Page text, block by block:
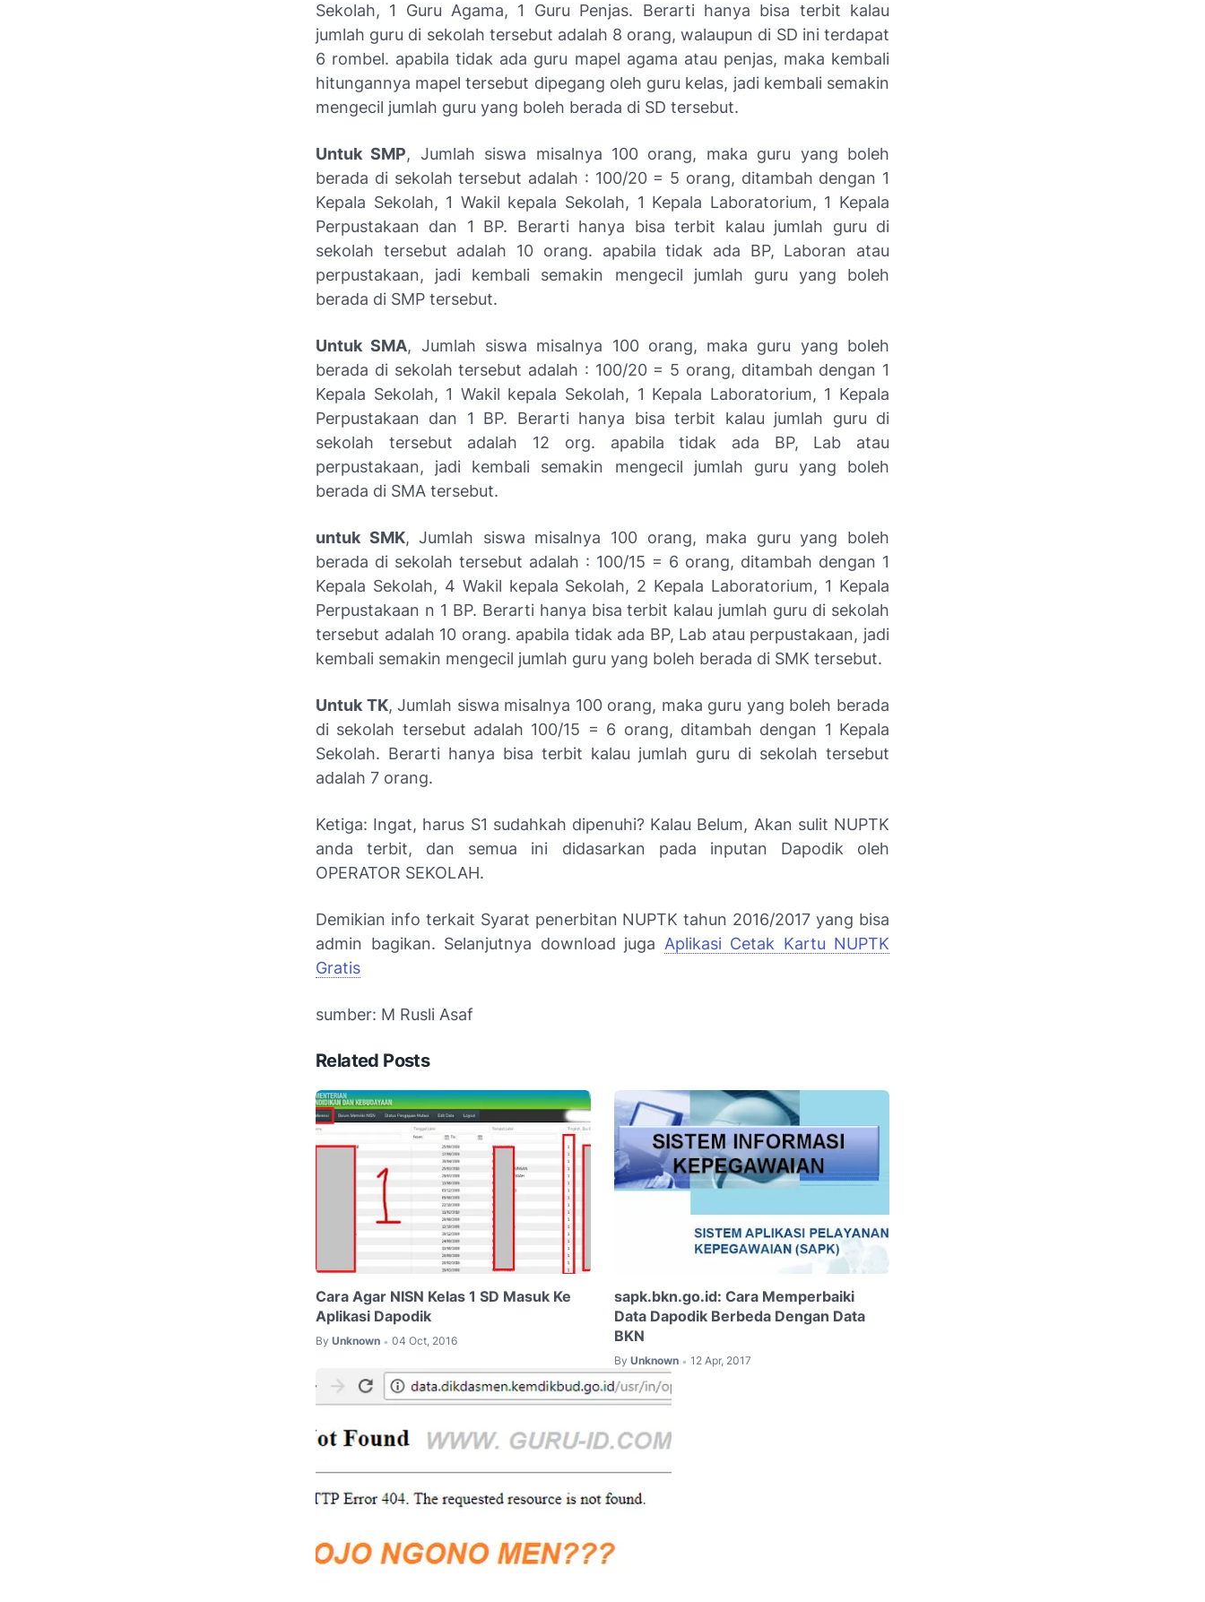
Sekolah, 1 Guru Agama, 1 Guru Penjas. Berarti hanya bisa terbit kalau
jumlah guru di sekolah tersebut adalah 8 orang, walaupun di SD ini terdapat
6 rombel. apabila tidak ada guru mapel agama atau penjas, maka kembali
hitungannya mapel tersebut dipegang oleh guru kelas, jadi kembali semakin
mengecil jumlah guru yang boleh berada di SD tersebut.
Untuk SMP, Jumlah siswa misalnya 100 orang, maka guru yang boleh
berada di sekolah tersebut adalah : 100/20 = 5 orang, ditambah dengan 1
Kepala Sekolah, 1 Wakil kepala Sekolah, 1 Kepala Laboratorium, 1 Kepala
Perpustakaan dan 1 BP. Berarti hanya bisa terbit kalau jumlah guru di
sekolah tersebut adalah 10 orang. apabila tidak ada BP, Laboran atau
perpustakaan, jadi kembali semakin mengecil jumlah guru yang boleh
berada di SMP tersebut.
Untuk SMA, Jumlah siswa misalnya 100 orang, maka guru yang boleh
berada di sekolah tersebut adalah : 100/20 = 5 orang, ditambah dengan 1
Kepala Sekolah, 1 Wakil kepala Sekolah, 1 Kepala Laboratorium, 1 Kepala
Perpustakaan dan 1 BP. Berarti hanya bisa terbit kalau jumlah guru di
sekolah tersebut adalah 12 org. apabila tidak ada BP, Lab atau
perpustakaan, jadi kembali semakin mengecil jumlah guru yang boleh
berada di SMA tersebut.
untuk SMK, Jumlah siswa misalnya 100 orang, maka guru yang boleh
berada di sekolah tersebut adalah : 100/15 = 6 orang, ditambah dengan 1
Kepala Sekolah, 4 Wakil kepala Sekolah, 2 Kepala Laboratorium, 1 Kepala
Perpustakaan n 1 BP. Berarti hanya bisa terbit kalau jumlah guru di sekolah
tersebut adalah 10 orang. apabila tidak ada BP, Lab atau perpustakaan, jadi
kembali semakin mengecil jumlah guru yang boleh berada di SMK tersebut.
Untuk TK, Jumlah siswa misalnya 100 orang, maka guru yang boleh berada
di sekolah tersebut adalah 100/15 = 6 orang, ditambah dengan 1 Kepala
Sekolah. Berarti hanya bisa terbit kalau jumlah guru di sekolah tersebut
adalah 7 orang.
Ketiga: Ingat, harus S1 sudahkah dipenuhi? Kalau Belum, Akan sulit NUPTK
anda terbit, dan semua ini didasarkan pada inputan Dapodik oleh
OPERATOR SEKOLAH.
Demikian info terkait Syarat penerbitan NUPTK tahun 2016/2017 yang bisa
admin bagikan. Selanjutnya download juga Aplikasi Cetak Kartu NUPTK
Gratis
sumber: M Rusli Asaf
Related Posts
Cara Agar NISN Kelas 1 SD Masuk Ke
Aplikasi Dapodik
By Unknown • 04 Oct, 2016
sapk.bkn.go.id: Cara Memperbaiki
Data Dapodik Berbeda Dengan Data
BKN
By Unknown • 12 Apr, 2017